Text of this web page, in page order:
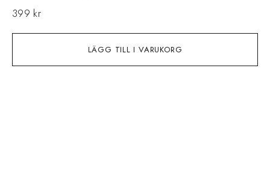
LÄGG TILL I VARUKORG
399 kr